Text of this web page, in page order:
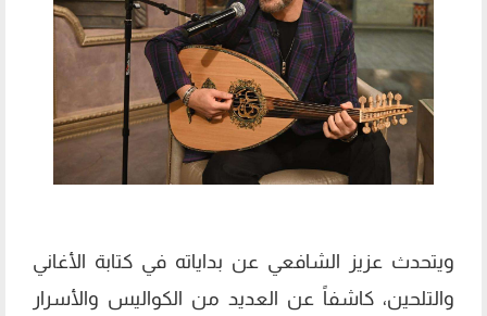
ويتحدث عزيز الشافعي عن بداياته في كتابة الأغاني
والتلحين، كاشفاً عن العديد من الكواليس والأسرار